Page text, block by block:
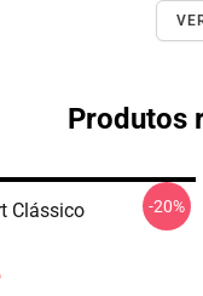
Produtos
Clássico -20%